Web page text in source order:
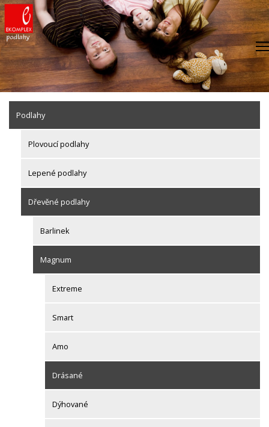
Skip
to
content
Podlahy
Plovoucí podlahy
Lepené podlahy
Dřevěné podlahy
Barlinek
Magnum
Extreme
Smart
Amo
Drásané
Dýhované